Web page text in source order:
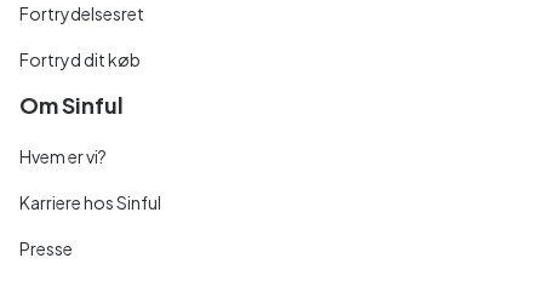
Fortrydelsesret
Fortryd dit køb
Om Sinful
Hvem er vi?
Karriere hos Sinful
Presse